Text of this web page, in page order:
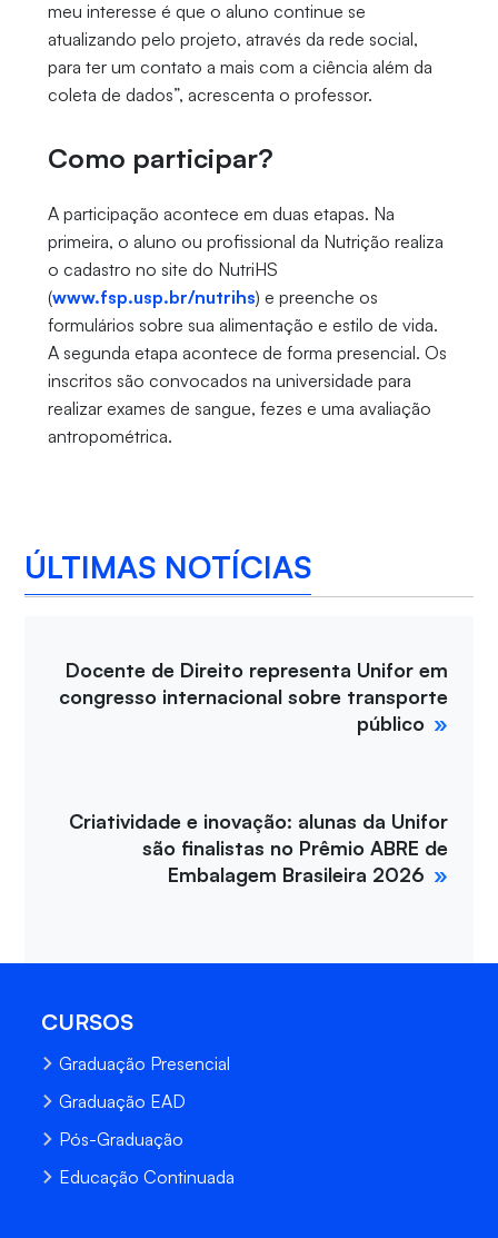
meu interesse é que o aluno continue se
atualizando pelo projeto, através da rede social,
para ter um contato a mais com a ciência além da
coleta de dados”, acrescenta o professor.
Como participar?
A participação acontece em duas etapas. Na
primeira, o aluno ou profissional da Nutrição realiza
o cadastro no site do NutriHS
(www.fsp.usp.br/nutrihs) e preenche os
formulários sobre sua alimentação e estilo de vida.
A segunda etapa acontece de forma presencial. Os
inscritos são convocados na universidade para
realizar exames de sangue, fezes e uma avaliação
antropométrica.
ÚLTIMAS NOTÍCIAS
Docente de Direito representa Unifor em
congresso internacional sobre transporte
público
Criatividade e inovação: alunas da Unifor
são finalistas no Prêmio ABRE de
Embalagem Brasileira 2026
CURSOS
Graduação Presencial
Graduação EAD
Pós-Graduação
Educação Continuada